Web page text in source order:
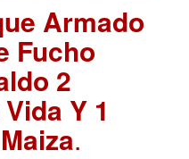
Armado
Fucho
2
Y 1
.